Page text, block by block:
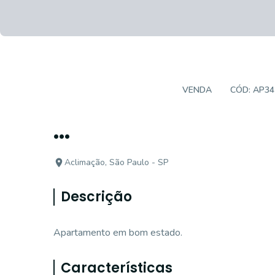
VENDA CÓD:
...
Aclimação, São Paulo - SP
Descrição
Apartamento em bom estado.
Características